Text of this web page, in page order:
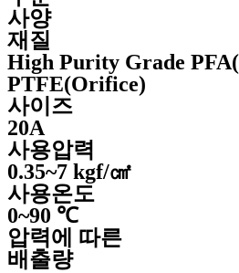
사양
재질
High Purity Grade
PTFE(Orifice)
사이즈
20A
사용압력
0.35~7 kgf/㎠
사용온도
0~90 ℃
압력에 따른
배출량